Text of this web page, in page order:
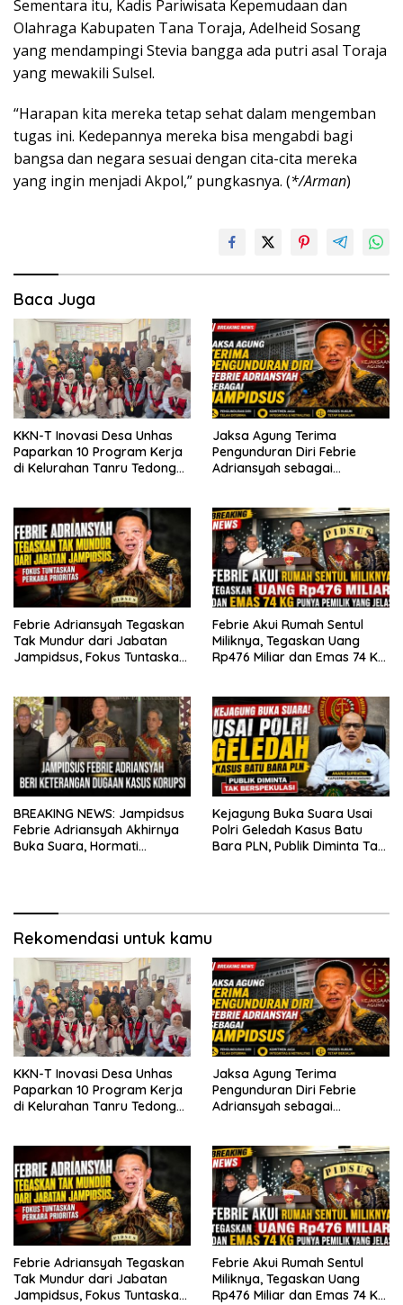
Sementara itu, Kadis Pariwisata Kepemudaan dan
Olahraga Kabupaten Tana Toraja, Adelheid Sosang
yang mendampingi Stevia bangga ada putri asal Toraja
yang mewakili Sulsel.
“Harapan kita mereka tetap sehat dalam mengemban
tugas ini. Kedepannya mereka bisa mengabdi bagi
bangsa dan negara sesuai dengan cita-cita mereka
yang ingin menjadi Akpol,” pungkasnya. (*/Arman)
Baca Juga
KKN-T Inovasi Desa Unhas
Paparkan 10 Program Kerja
di Kelurahan Tanru Tedong
Jaksa Agung Terima
Pengunduran Diri Febrie
Adriansyah sebagai
Febrie Adriansyah Tegaskan
Tak Mundur dari Jabatan
Jampidsus, Fokus Tuntaskan
Febrie Akui Rumah Sentul
Miliknya, Tegaskan Uang
Rp476 Miliar dan Emas 74 Kg
BREAKING NEWS: Jampidsus
Febrie Adriansyah Akhirnya
Buka Suara, Hormati
Kejagung Buka Suara Usai
Polri Geledah Kasus Batu
Bara PLN, Publik Diminta Tak
Rekomendasi untuk kamu
KKN-T Inovasi Desa Unhas
Paparkan 10 Program Kerja
di Kelurahan Tanru Tedong
Jaksa Agung Terima
Pengunduran Diri Febrie
Adriansyah sebagai
Febrie Adriansyah Tegaskan
Tak Mundur dari Jabatan
Jampidsus, Fokus Tuntaskan
Febrie Akui Rumah Sentul
Miliknya, Tegaskan Uang
Rp476 Miliar dan Emas 74 Kg